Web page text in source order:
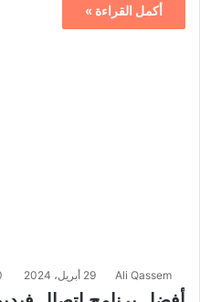
أكمل القراءة »
Ali Qassem 29 أبريل، 2024